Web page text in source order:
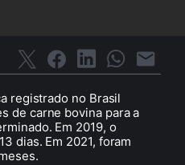
registrado no Brasil
de carne bovina para a
Em 2019, o
dias. Em 2021, foram